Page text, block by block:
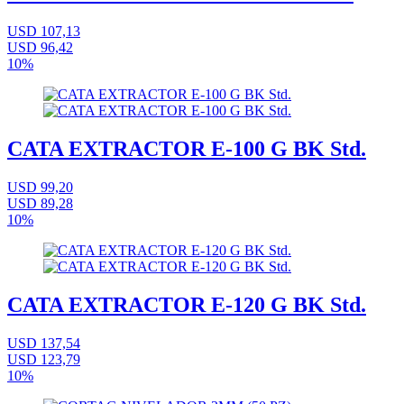
USD 107,13
USD 96,42
10%
CATA EXTRACTOR E-100 G BK Std.
USD 99,20
USD 89,28
10%
CATA EXTRACTOR E-120 G BK Std.
USD 137,54
USD 123,79
10%